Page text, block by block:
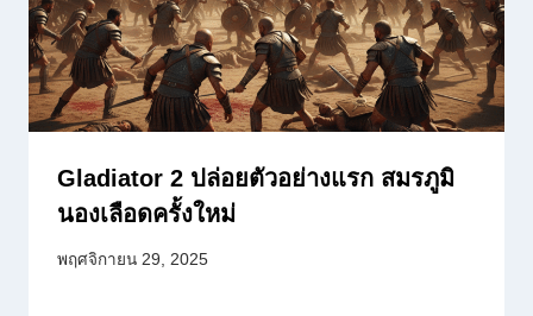
Gladiator 2 ปล่อยตัวอย่างแรก สมรภูมิ
นองเลือดครั้งใหม่
พฤศจิกายน 29, 2025